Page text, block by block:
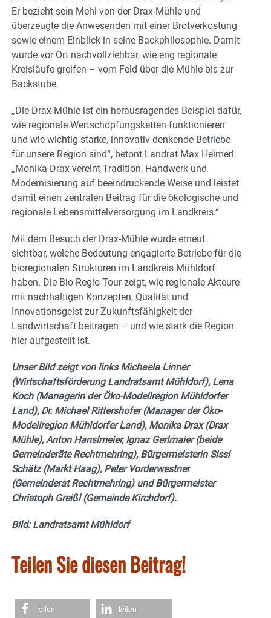
Er bezieht sein Mehl von der Drax-Mühle und
überzeugte die Anwesenden mit einer Brotverkostung
sowie einem Einblick in seine Backphilosophie. Damit
wurde vor Ort nachvollziehbar, wie eng regionale
Kreisläufe greifen – vom Feld über die Mühle bis zur
Backstube.
„Die Drax-Mühle ist ein herausragendes Beispiel dafür,
wie regionale Wertschöpfungsketten funktionieren
und wie wichtig starke, innovativ denkende Betriebe
für unsere Region sind“, betont Landrat Max Heimerl.
„Monika Drax vereint Tradition, Handwerk und
Modernisierung auf beeindruckende Weise und leistet
damit einen zentralen Beitrag für die ökologische und
regionale Lebensmittelversorgung im Landkreis.“
Mit dem Besuch der Drax-Mühle wurde erneut
sichtbar, welche Bedeutung engagierte Betriebe für die
bioregionalen Strukturen im Landkreis Mühldorf
haben. Die Bio-Regio-Tour zeigt, wie regionale Akteure
mit nachhaltigen Konzepten, Qualität und
Innovationsgeist zur Zukunftsfähigkeit der
Landwirtschaft beitragen – und wie stark die Region
hier aufgestellt ist.
Unser Bild zeigt von links Michaela Linner
(Wirtschaftsförderung Landratsamt Mühldorf), Lena
Koch (Managerin der Öko-Modellregion Mühldorfer
Land), Dr. Michael Rittershofer (Manager der Öko-
Modellregion Mühldorfer Land), Monika Drax (Drax
Mühle), Anton Hanslmeier, Ignaz Gerlmaier (beide
Gemeinderäte Rechtmehring), Bürgermeisterin Sissi
Schätz (Markt Haag), Peter Vorderwestner
(Gemeinderat Rechtmehring) und Bürgermeister
Christoph Greißl (Gemeinde Kirchdorf).
Bild: Landratsamt Mühldorf
Teilen Sie diesen Beitrag!
teilen teilen